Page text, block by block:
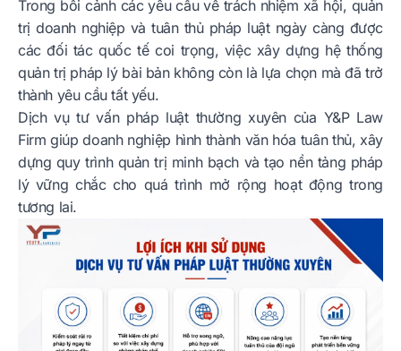
Trong bối cảnh các yêu cầu về trách nhiệm xã hội, quản
trị doanh nghiệp và tuân thủ pháp luật ngày càng được
các đối tác quốc tế coi trọng, việc xây dựng hệ thống
quản trị pháp lý bài bản không còn là lựa chọn mà đã trở
thành yêu cầu tất yếu.
Dịch vụ tư vấn pháp luật thường xuyên của Y&P Law
Firm giúp doanh nghiệp hình thành văn hóa tuân thủ, xây
dựng quy trình quản trị minh bạch và tạo nền tảng pháp
lý vững chắc cho quá trình mở rộng hoạt động trong
tương lai.